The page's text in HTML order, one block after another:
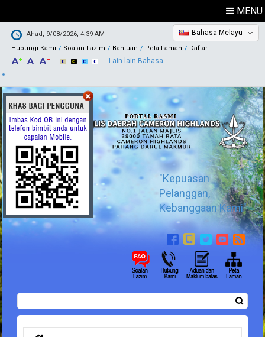
MENU
Ahad, 9/08/2026, 4:39 AM
Hubungi Kami
Soalan Lazim Bantuan Peta Laman Daftar
Bahasa Melayu
Lain-lain Bahasa
"Kepuasan
Pelanggan,
Kebanggaan Kami"
Borang carian